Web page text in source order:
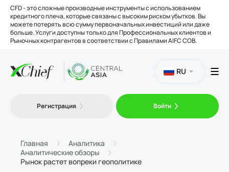
CFD - это сложные производные инструменты с использованием
кредитного плеча, которые связаны с высоким риском убытков. Вы
можете потерять всю сумму первоначальных инвестиций или даже
больше. Услуги доступны только для Профессиональных клиентов и
Рыночных контрагентов в соответствии с Правилами AIFC COB.
Торговля
Инструменты
RU
Регистрация Войти
Главная
Аналитика
Аналитические обзоры
Рынок растет вопреки геополитике